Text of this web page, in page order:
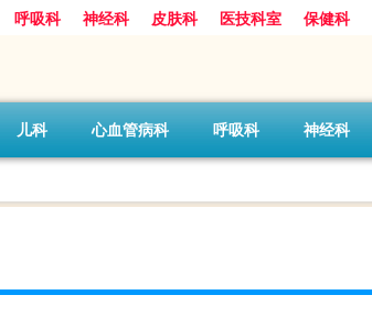
呼吸科 神经科 皮肤科 医技科室 保健科
儿科 心血管病科 呼吸科 神经科